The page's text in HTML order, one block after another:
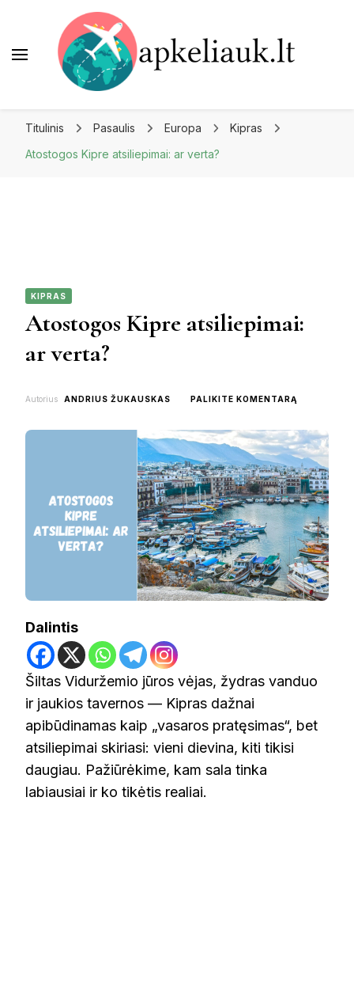
Titulinis Pasaulis Europa
Kipras
Atostogos Kipre atsiliepimai: ar verta?
KIPRAS
Atostogos Kipre atsiliepimai:
ar verta?
Autorius ANDRIUS ŽUKAUSKAS PALIKITE KOMENTARĄ
AR
VERTA?
Dalintis
Šiltas Viduržemio jūros vėjas, žydras vanduo
ir jaukios tavernos — Kipras dažnai
apibūdinamas kaip „vasaros pratęsimas“, bet
atsiliepimai skiriasi: vieni dievina, kiti tikisi
daugiau. Pažiūrėkime, kam sala tinka
labiausiai ir ko tikėtis realiai.